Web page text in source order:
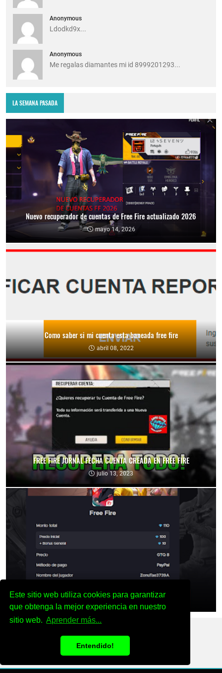
Este sitio web utiliza cookies para garantizar
que obtenga la mejor experiencia en nuestro
sitio web. Aprender más...
Entendido!
Anonymous
Ldodkd9x...
Anonymous
Me regalas diamantes mi id 8999201293...
LA SEMANA PASADA
Nuevo recuperador de cuentas de Free Fire actualizado 2026
mayo 14, 2026
Como saber si mi cuenta esta baneada free fire
abril 08, 2022
FREE FIRE JORNAL FECHA CUENTA CREADA EN FREE FIRE
julio 13, 2023
octubre 22, 2025
YOUTUBER SOMA GAMER 2019